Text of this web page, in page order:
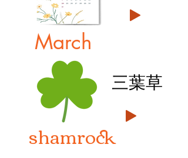
March
shamrock
三葉草